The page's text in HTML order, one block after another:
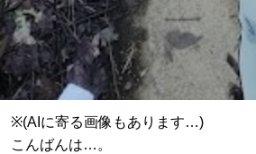
※(AIに寄る画像もあります…)
こんばんは…。